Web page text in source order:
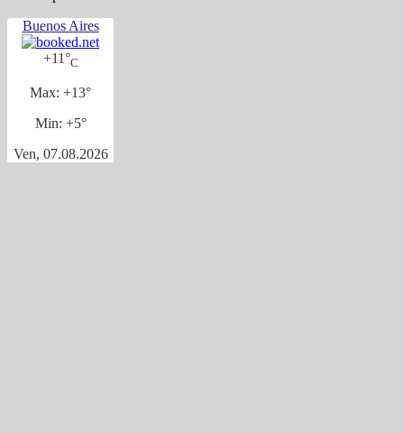
Buenos Aires
+11°C
Max: +13°
Min: +5°
Ven, 07.08.2026